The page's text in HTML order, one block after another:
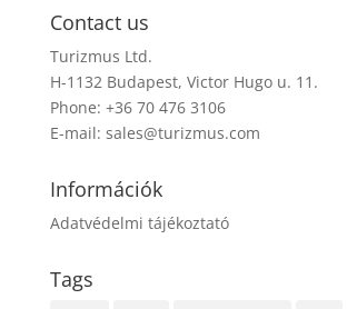
Contact us
Turizmus Ltd.
H-1132 Budapest, Victor Hugo u. 11.
Phone: +36 70 476 3106
E-mail: sales@turizmus.com
Információk
Adatvédelmi tájékoztató
Tags